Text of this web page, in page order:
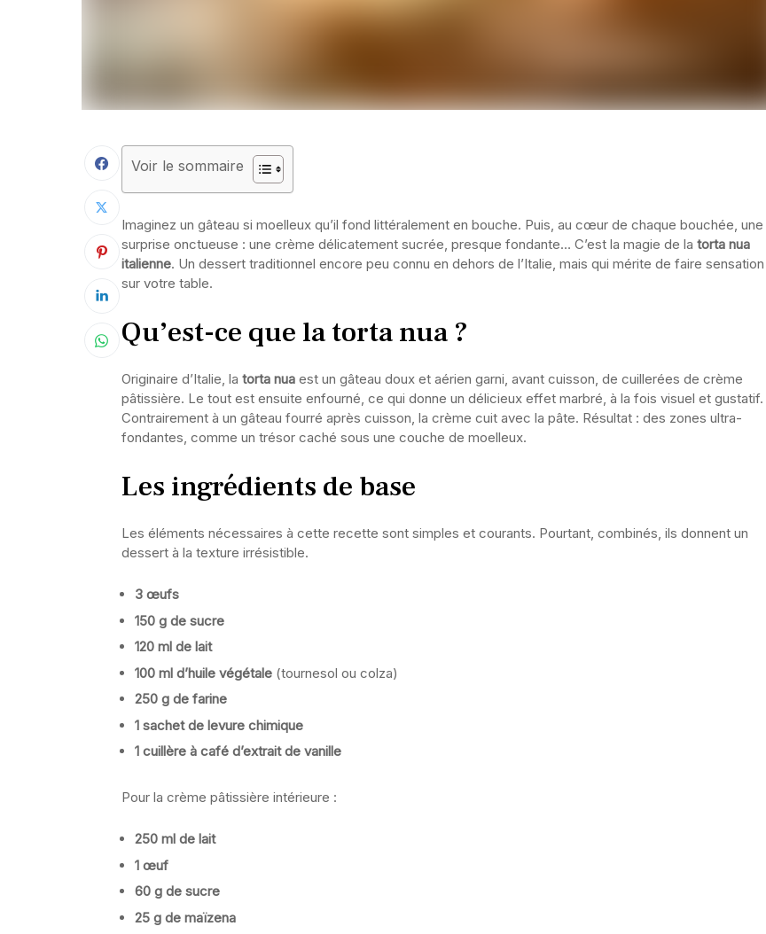
Voir le sommaire
Imaginez un gâteau si moelleux qu’il fond littéralement en bouche. Puis, au cœur de chaque bouchée, une
surprise onctueuse : une crème délicatement sucrée, presque fondante… C’est la magie de la torta nua
italienne. Un dessert traditionnel encore peu connu en dehors de l’Italie, mais qui mérite de faire sensation
sur votre table.
Qu’est-ce que la torta nua ?
Originaire d’Italie, la torta nua est un gâteau doux et aérien garni, avant cuisson, de cuillerées de crème
pâtissière. Le tout est ensuite enfourné, ce qui donne un délicieux effet marbré, à la fois visuel et gustatif.
Contrairement à un gâteau fourré après cuisson, la crème cuit avec la pâte. Résultat : des zones ultra-
fondantes, comme un trésor caché sous une couche de moelleux.
Les ingrédients de base
Les éléments nécessaires à cette recette sont simples et courants. Pourtant, combinés, ils donnent un
dessert à la texture irrésistible.
3 œufs
150 g de sucre
120 ml de lait
100 ml d’huile végétale (tournesol ou colza)
250 g de farine
1 sachet de levure chimique
1 cuillère à café d’extrait de vanille
Pour la crème pâtissière intérieure :
250 ml de lait
1 œuf
60 g de sucre
25 g de maïzena